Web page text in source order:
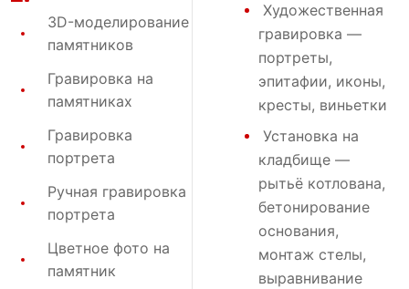
3D-моделирование
памятников
Гравировка на
памятниках
Гравировка
портрета
Ручная гравировка
портрета
Цветное фото на
памятник
Художественная
гравировка —
портреты,
эпитафии, иконы,
кресты, виньетки
Установка на
кладбище —
рытьё котлована,
бетонирование
основания,
монтаж стелы,
выравнивание